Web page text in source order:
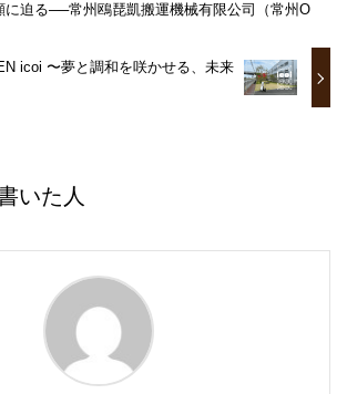
に迫る──常州鴎琵凱搬運機械有限公司（常州O
icoi 〜夢と調和を咲かせる、未来
いた人